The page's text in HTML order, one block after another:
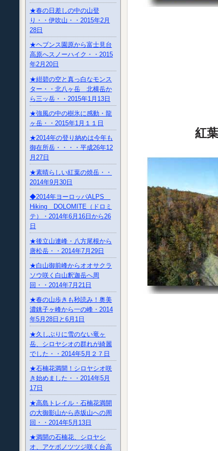
★春の日差しの中の山登
り・・伊吹山・・2015年2月
28日
★ヘブンス園原から富士見台
高原へスノーハイク・・2015
年2月20日
★紺碧の空と真っ白なモンス
ター・・北八ヶ岳 北横岳か
ら三ッ岳・・2015年1月13日
★強風の中の樹氷に感動・龍
ヶ岳・・2015年1月１１日
★2014年の登り納めは今年も
御在所岳・・・・平成26年12
月27日
★素晴らしい紅葉の焼岳・・
2014年9月30日
◆2014年ヨーロッパALPS
Hiking DOLOMITE（ドロミ
テ）・2014年6月16日から26
日
★後立山連峰・八方尾根から
唐松岳・・2014年7月29日
★白山御前峰からオオサクラ
ソウ咲く白山釈迦岳へ周
回・・2014年7月21日
★春の山歩きも秒読み！奥美
濃銚子ヶ峰から一の峰・2014
年5月28日と6月1日
★久しぶりに雪のない竜ヶ
岳、シロヤシオの群れが綺麗
でした・・2014年5月２７日
★石楠花満開！シロヤシオ咲
き始めました・・2014年5月
17日
★高島トレイル・石楠花満開
の大御影山から赤坂山への周
回・・2014年5月13日
★満開の石楠花、シロヤシ
オ、アケボノツツジ咲く台高
紅葉